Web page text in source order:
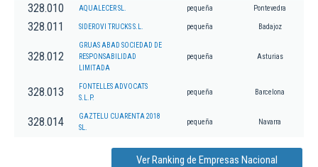
328.010 AQUALECER SL. pequeña Pontevedra
328.011 SIDEROVI TRUCKS S.L. pequeña Badajoz
328.012
GRUAS ABAD SOCIEDAD DE
RESPONSABILIDAD
LIMITADA
pequeña Asturias
328.013
FONTELLES ADVOCATS
S.L.P.
pequeña Barcelona
328.014
GAZTELU CUARENTA 2018
SL.
pequeña Navarra
Ver Ranking de Empresas Nacional